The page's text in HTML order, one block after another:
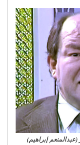
إبراهيم)